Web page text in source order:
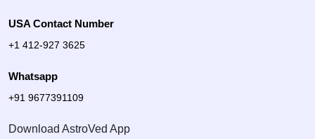
USA Contact Number
+1 412-927 3625
Whatsapp
+91 9677391109
Download AstroVed App